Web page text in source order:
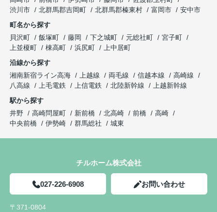
渋川市
北群馬郡吉岡町 北群馬郡榛東村 富岡市
安中市
町名から探す
貝沢町
飯塚町 藤岡 下之城町 元総社町
宮子町
上並榎町
棟高町 浜尻町
上中居町
沿線から探す
湘南新宿ライン高海
上越線 両毛線 信越本線
高崎線
八高線
上毛電鉄 上信電鉄 北陸新幹線
上越新幹線
駅から探す
井野
高崎問屋町 新前橋 北高崎 前橋
高崎
中央前橋
伊勢崎 群馬総社 城東
チルホーム株式会社
027-226-6908 お問い合わせ
〒371-0804